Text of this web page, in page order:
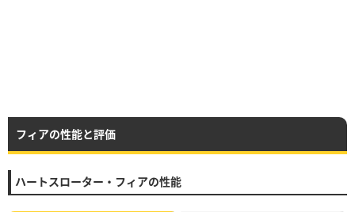
フィアの性能と評価
ハートスローター・フィアの性能